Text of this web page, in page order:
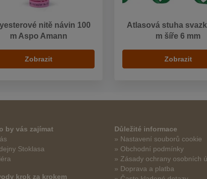
nitě návin 100
m Aspo Amann
Zobrazit
Atlasová stuha
m šíře 6 mm
Zobrazit
by vás zajímat
Stoklasa
krok za krokem
Důležité informace
» Nastavení souborů cookie
» Obchodní podmínky
» Zásady ochrany osobních
» Doprava a platba